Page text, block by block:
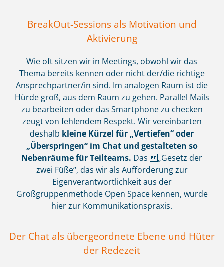
BreakOut-Sessions als Motivation und
Aktivierung
Wie oft sitzen wir in Meetings, obwohl wir das
Thema bereits kennen oder nicht der/die richtige
Ansprechpartner/in sind. Im analogen Raum ist die
Hürde groß, aus dem Raum zu gehen. Parallel Mails
zu bearbeiten oder das Smartphone zu checken
zeugt von fehlendem Respekt. Wir vereinbarten
deshalb kleine Kürzel für „Vertiefen“ oder
„Überspringen“ im Chat und gestalteten so
Nebenräume für Teilteams. Das „Gesetz der
zwei Füße“, das wir als Aufforderung zur
Eigenverantwortlichkeit aus der
Großgruppenmethode Open Space kennen, wurde
hier zur Kommunikationspraxis.
Der Chat als übergeordnete Ebene und Hüter
der Redezeit